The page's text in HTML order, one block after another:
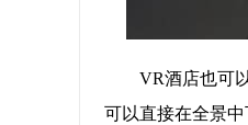
VR酒店也可
可以直接在全景